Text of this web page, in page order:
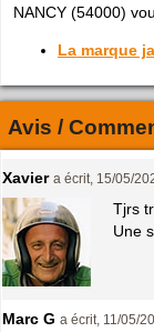
NANCY (54000)
La marque
Avis /
Xavier a écrit, 15/05/
Tjrs
Une
Marc G a écrit, 11/05/